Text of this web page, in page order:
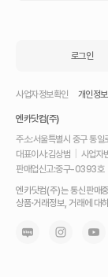
로그인
사업자정보확인 개인정
엔카닷컴(주)
주소:서울특별시 중구 통
대표이사:김상범 사업자
판매업신고:중구-0393호
차
를
고
엔카닷컴(주)는 통신판매
상품·거래정보, 거래에 대